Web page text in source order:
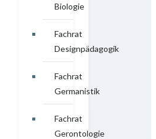
Biologie
Fachrat
Designpädagogik
Fachrat
Germanistik
Fachrat
Gerontologie